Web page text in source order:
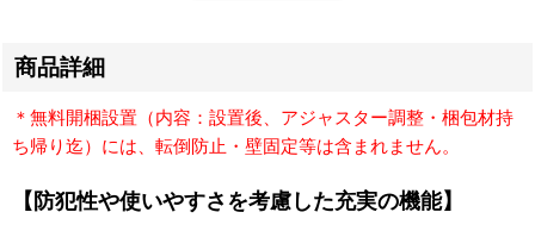
商品詳細
＊無料開梱設置（内容：設置後、アジャスター調整・梱包材持
ち帰り迄）には、転倒防止・壁固定等は含まれません。
【防犯性や使いやすさを考慮した充実の機能】